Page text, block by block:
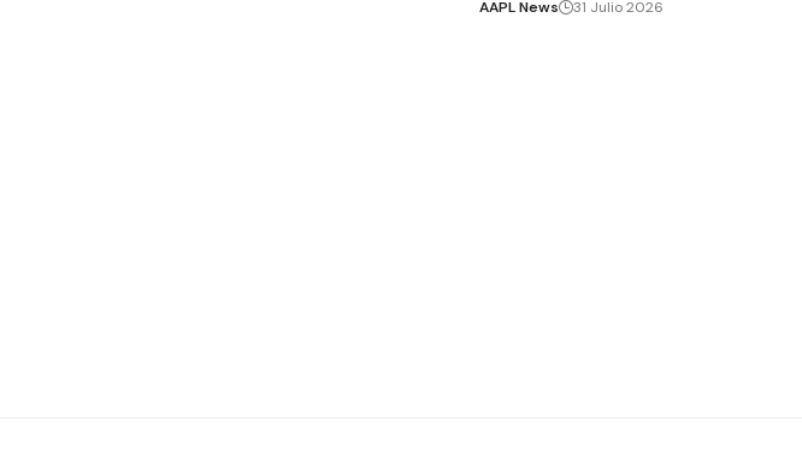
AAPL News 31 Julio 2026